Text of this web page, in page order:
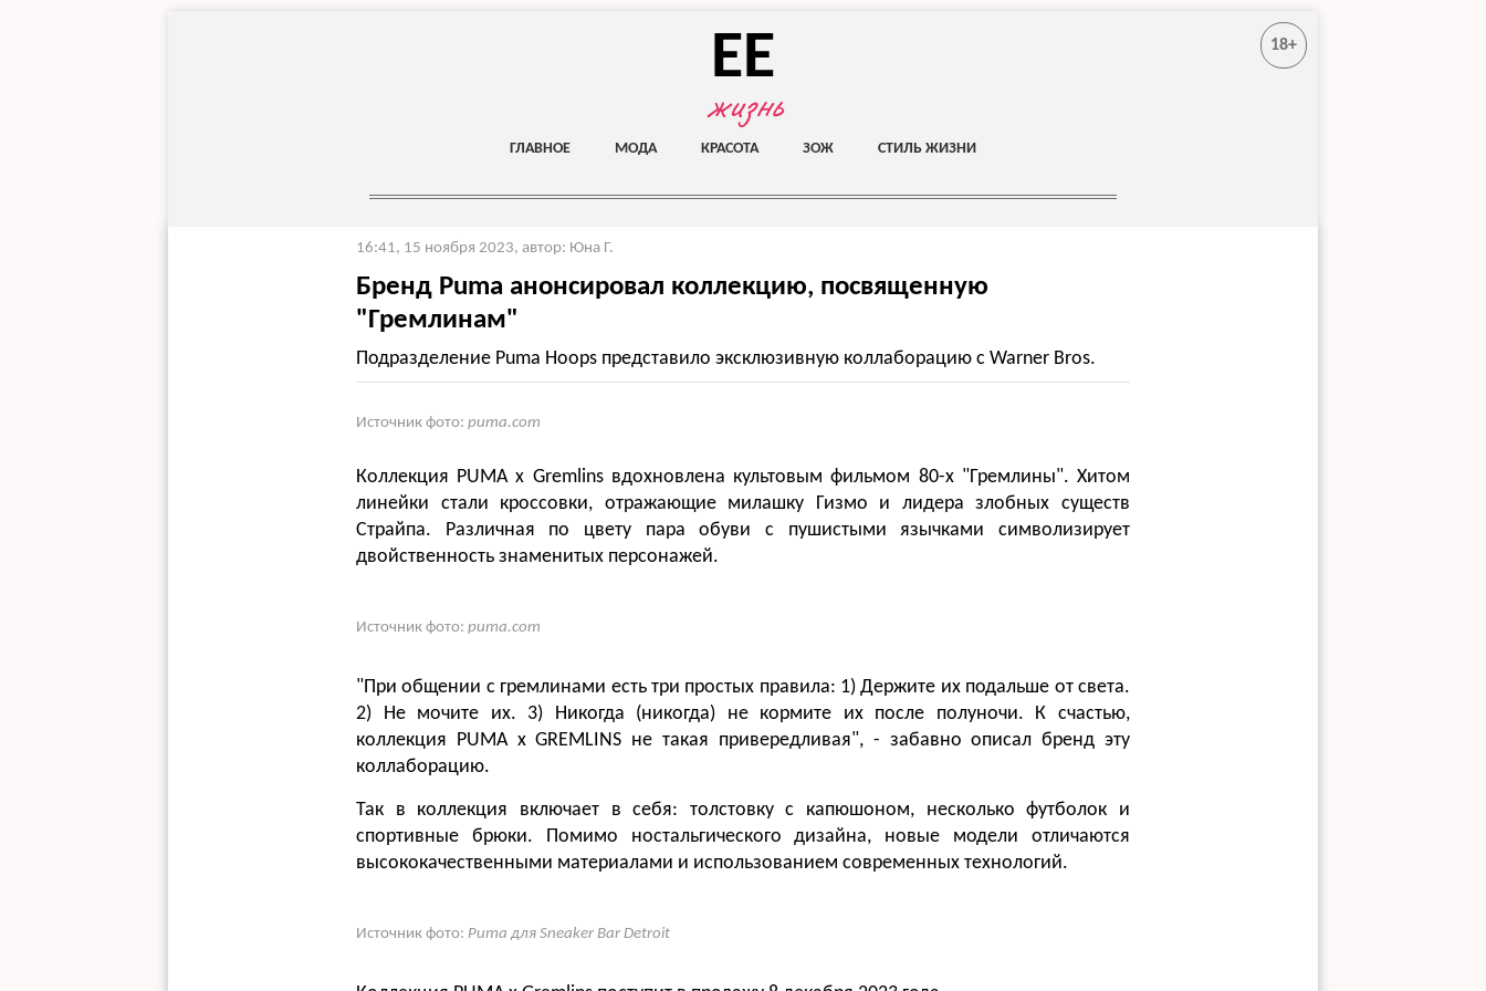
EE
жизнь
18+
ГЛАВНОЕ МОДА КРАСОТА ЗОЖ СТИЛЬ ЖИЗНИ
16:41, 15 ноября 2023, автор: Юна Г.
Бренд Puma анонсировал коллекцию, посвященную
"Гремлинам"
Подразделение Puma Hoops представило эксклюзивную коллаборацию с Warner Bros.
Источник фото: puma.com
Коллекция PUMA x Gremlins вдохновлена культовым фильмом 80-х "Гремлины". Хитом
линейки стали кроссовки, отражающие милашку Гизмо и лидера злобных существ
Страйпа. Различная по цвету пара обуви с пушистыми язычками символизирует
двойственность знаменитых персонажей.
Источник фото: puma.com
"При общении с гремлинами есть три простых правила: 1) Держите их подальше от света.
2) Не мочите их. 3) Никогда (никогда) не кормите их после полуночи. К счастью,
коллекция PUMA x GREMLINS не такая привередливая", - забавно описал бренд эту
коллаборацию.
Так в коллекция включает в себя: толстовку с капюшоном, несколько футболок и
спортивные брюки. Помимо ностальгического дизайна, новые модели отличаются
высококачественными материалами и использованием современных технологий.
Источник фото: Puma для Sneaker Bar Detroit